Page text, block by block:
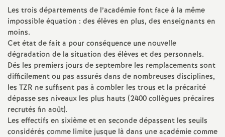
t
i
o
n
a
Les trois départements de l’académie font face à la même
impossible équation : des élèves en plus, des enseignants en
moins.
Cet état de fait a pour conséquence une nouvelle
dégradation de la situation des élèves et des personnels.
Dés les premiers jours de septembre les remplacements sont
difficilement ou pas assurés dans de nombreuses disciplines,
les TZR ne suffisent pas à combler les trous et la précarité
dépasse ses niveaux les plus hauts (2400 collègues précaires
recrutés fin août).
Les effectifs en sixième et en seconde dépassent les seuils
considérés comme limite jusque là dans une académie comme